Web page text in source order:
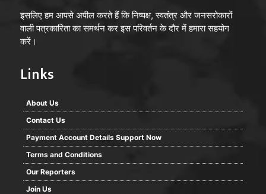
इसलिए हम आपसे अपील करते हैं कि निष्पक्ष, स्वतंत्र और जनसरोकारों
वाली पत्रकारिता का समर्थन कर इस परिवर्तन के दौर में हमारा सहयोग
करें।
Links
About Us
Contact Us
Payment Account Details Support Now
Terms and Conditions
Our Reporters
Join Us